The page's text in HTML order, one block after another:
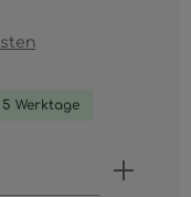
Werktage